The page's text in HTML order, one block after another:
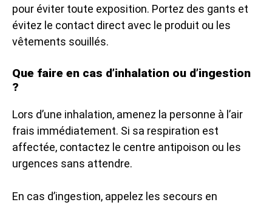
pour éviter toute exposition. Portez des gants et
évitez le contact direct avec le produit ou les
vêtements souillés.
Que faire en cas d’inhalation ou d’ingestion
?
Lors d’une inhalation, amenez la personne à l’air
frais immédiatement. Si sa respiration est
affectée, contactez le centre antipoison ou les
urgences sans attendre.
En cas d’ingestion, appelez les secours en